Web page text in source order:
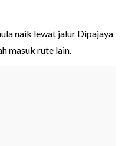
naik lewat jalur Dipajaya
masuk rute lain.